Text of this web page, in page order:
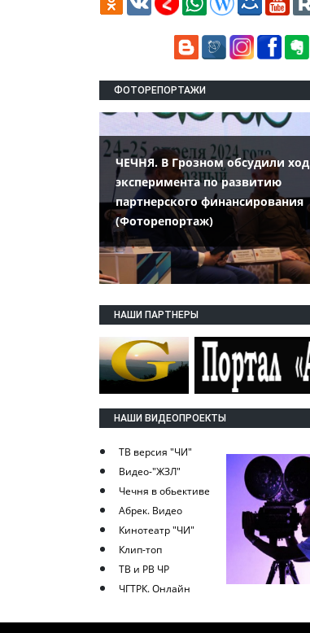
ФОТОРЕПОРТАЖИ
ЧЕЧНЯ. В Грозном обсудили ход
эксперимента по развитию
партнерского финансирования
(Фоторепортаж)
НАШИ ПАРТНЕРЫ
НАШИ ВИДЕОПРОЕКТЫ
ТВ версия "ЧИ"
Видео-"ЖЗЛ"
Чечня в обьективе
Абрек. Видео
Кинотеатр "ЧИ"
Клип-топ
ТВ и РВ ЧР
ЧГТРК. Онлайн